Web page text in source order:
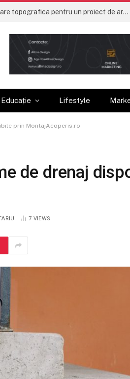
Ce trebuie sa contina o ridicare topografica pentru un proiect de arhitectura
Educație Lifestyle
prin MontajAcoperis.ro
de drenaj
7 VIEWS